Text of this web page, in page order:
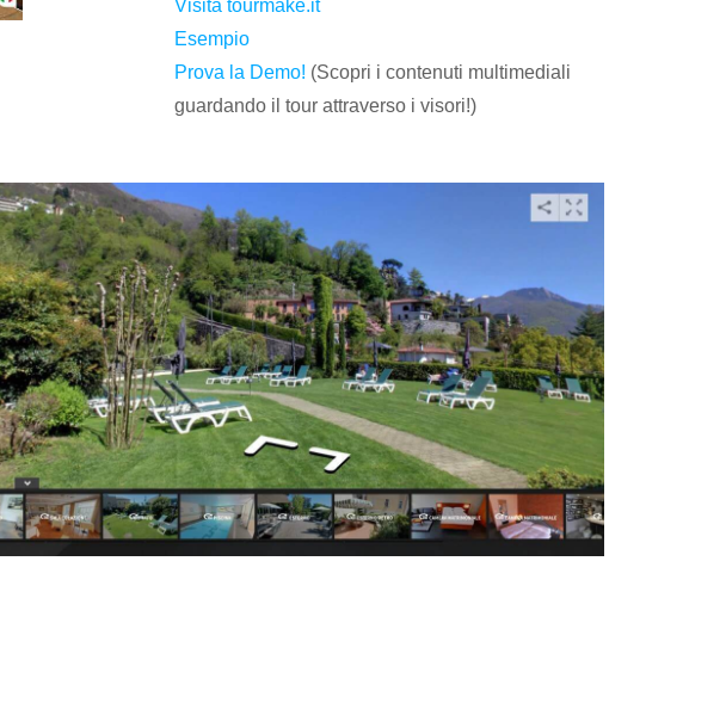
Visita tourmake.it
Esempio
Prova la Demo! (Scopri i contenuti multimediali
guardando il tour attraverso i visori!)